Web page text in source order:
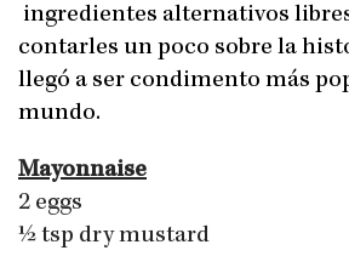
ingredientes alternativos
contarles un poco sobre la
llegó a ser condimento más
mundo.
Mayonnaise
2 eggs
½ tsp dry mustard